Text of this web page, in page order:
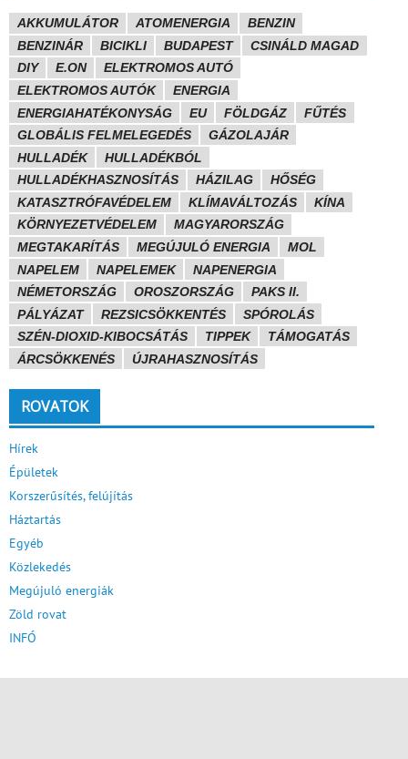
AKKUMULÁTOR ATOMENERGIA
BENZIN
BENZINÁR
BICIKLI BUDAPEST
CSINÁLD MAGAD
DIY
E.ON
ELEKTROMOS AUTÓ
ELEKTROMOS AUTÓK
ENERGIA
ENERGIAHATÉKONYSÁG
EU FÖLDGÁZ
FŰTÉS
GLOBÁLIS FELMELEGEDÉS
GÁZOLAJÁR
HULLADÉK
HULLADÉKBÓL
HULLADÉKHASZNOSÍTÁS
HÁZILAG
HŐSÉG
KATASZTRÓFAVÉDELEM
KLÍMAVÁLTOZÁS
KÍNA
KÖRNYEZETVÉDELEM
MAGYARORSZÁG
MEGTAKARÍTÁS
MEGÚJULÓ ENERGIA
MOL
NAPELEM
NAPELEMEK
NAPENERGIA
NÉMETORSZÁG
OROSZORSZÁG
PAKS II.
PÁLYÁZAT
REZSICSÖKKENTÉS
SPÓROLÁS
SZÉN-DIOXID-KIBOCSÁTÁS
TIPPEK
TÁMOGATÁS
ÁRCSÖKKENÉS
ÚJRAHASZNOSÍTÁS
ROVATOK
Hírek
Épületek
Korszerűsítés, felújítás
Háztartás
Egyéb
Közlekedés
Megújuló energiák
Zöld rovat
INFÓ